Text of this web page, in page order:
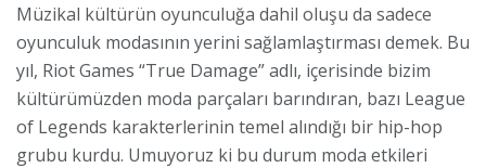
Müzikal kültürün oyunculuğa dahil oluşu da sadece
oyunculuk modasının yerini sağlamlaştırması demek. Bu
yıl, Riot Games “True Damage” adlı, içerisinde bizim
kültürümüzden moda parçaları barındıran, bazı League
of Legends karakterlerinin temel alındığı bir hip-hop
grubu kurdu. Umuyoruz ki bu durum moda etkileri